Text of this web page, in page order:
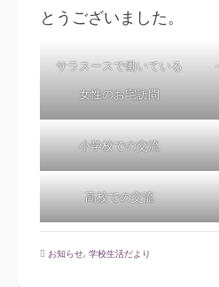
とうございました。
サラスースで働いている
女性のお宅訪問
小学校での交流
高校での交流
お知らせ, 学校生活だより